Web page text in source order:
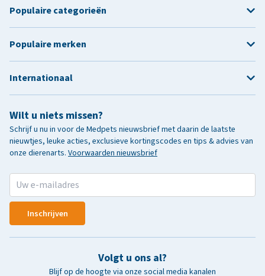
Wilt u niets missen?
Schrijf u nu in voor de Medpets nieuwsbrief met daarin de laatste
nieuwtjes, leuke acties, exclusieve kortingscodes en tips & advies van
onze dierenarts. Voorwaarden nieuwsbrief
Inschrijven
Volgt u ons al?
Blijf op de hoogte via onze social media kanalen
Populaire categorieën
Populaire merken
Internationaal